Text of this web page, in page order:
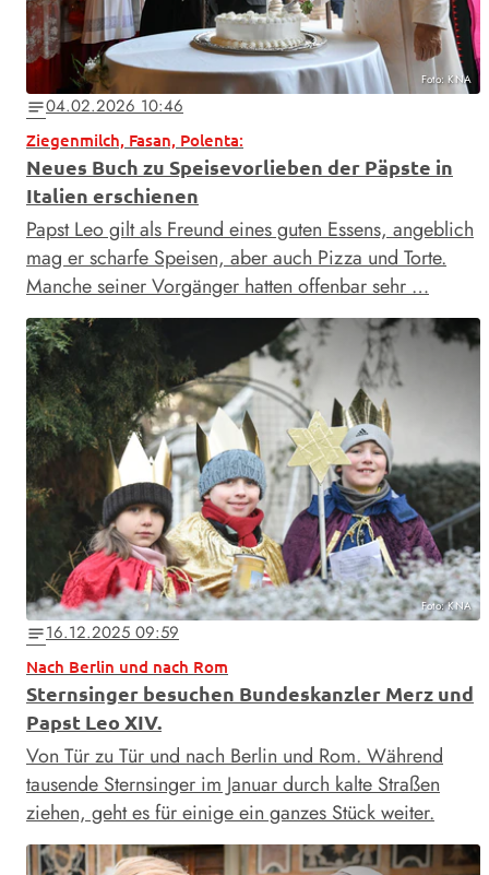
Foto: KNA
notes04.02.2026 10:46
Ziegenmilch, Fasan, Polenta:
Neues Buch zu Speisevorlieben der Päpste in
Italien erschienen
Papst Leo gilt als Freund eines guten Essens, angeblich
mag er scharfe Speisen, aber auch Pizza und Torte.
Manche seiner Vorgänger hatten offenbar sehr …
Foto: KNA
notes16.12.2025 09:59
Nach Berlin und nach Rom
Sternsinger besuchen Bundeskanzler Merz und
Papst Leo XIV.
Von Tür zu Tür und nach Berlin und Rom. Während
tausende Sternsinger im Januar durch kalte Straßen
ziehen, geht es für einige ein ganzes Stück weiter.